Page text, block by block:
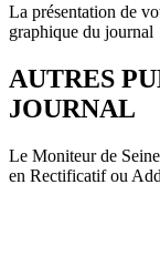
La présentation de
graphique du journal
AUTRES
JOURNAL
Le Moniteur de
en Rectificatif ou